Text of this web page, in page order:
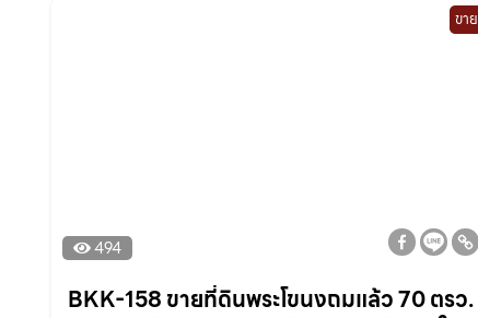
ขาย
494
BKK-158 ขายที่ดินพระโขนงถมแล้ว 70 ตรว.